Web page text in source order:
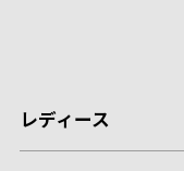
レディース